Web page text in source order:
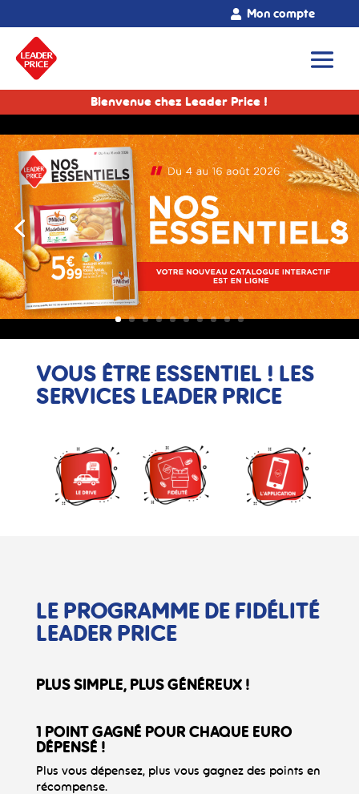
Mon compte
Bienvenue chez Leader Price !
VOUS ÊTRE ESSENTIEL ! LES
SERVICES LEADER PRICE
LE PROGRAMMEDE FIDÉLITÉ
LEADER PRICE
PLUS SIMPLE, PLUS GÉNÉREUX !
1 POINT GAGNÉ POUR CHAQUE EURO
DÉPENSÉ !
Plus vous dépensez, plus vous gagnez des points en
récompense.